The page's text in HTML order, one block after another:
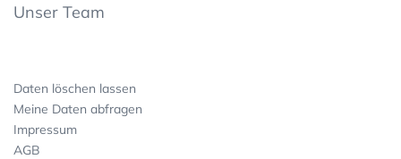
Unser Team
Daten löschen lassen
Meine Daten abfragen
Impressum
AGB